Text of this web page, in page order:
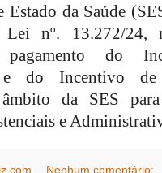
Estado da Saúde
Lei nº. 13.272/
do
e do Incentivo de
da SES
e
Nenhum comentário: